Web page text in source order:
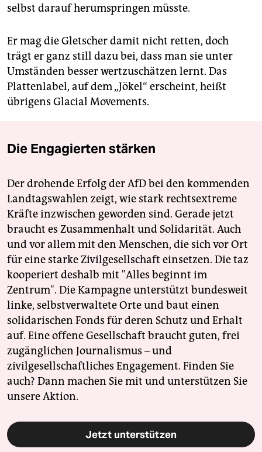
selbst darauf herumspringen müsste.
Er mag die Gletscher damit nicht retten, doch
trägt er ganz still dazu bei, dass man sie unter
Umständen besser wertzuschätzen lernt. Das
Plattenlabel, auf dem „Jökel“ erscheint, heißt
übrigens Glacial Movements.
Die Engagierten stärken
Der drohende Erfolg der AfD bei den kommenden
Landtagswahlen zeigt, wie stark rechtsextreme
Kräfte inzwischen geworden sind. Gerade jetzt
braucht es Zusammenhalt und Solidarität. Auch
und vor allem mit den Menschen, die sich vor Ort
für eine starke Zivilgesellschaft einsetzen. Die taz
kooperiert deshalb mit "Alles beginnt im
Zentrum". Die Kampagne unterstützt bundesweit
linke, selbstverwaltete Orte und baut einen
solidarischen Fonds für deren Schutz und Erhalt
auf. Eine offene Gesellschaft braucht guten, frei
zugänglichen Journalismus – und
zivilgesellschaftliches Engagement. Finden Sie
auch? Dann machen Sie mit und unterstützen Sie
unsere Aktion.
Jetzt unterstützen